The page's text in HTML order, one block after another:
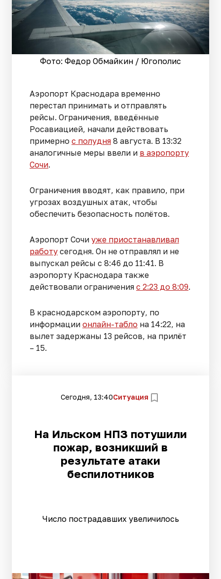
Фото: Федор Обмайкин / Югополис
Аэропорт Краснодара временно
перестал принимать и отправлять
рейсы. Ограничения, введённые
Росавиацией, начали действовать
примерно с полудня 8 августа. В 13:32
аналогичные меры ввели и в аэропорту
Сочи.
Ограничения вводят, как правило, при
угрозах воздушных атак, чтобы
обеспечить безопасность полётов.
Аэропорт Сочи уже приостанавливал
работу сегодня. Он не отправлял и не
выпускал рейсы с 8:46 до 11:41. В
аэропорту Краснодара также
действовали ограничения с 2:23 до 8:09.
В краснодарском аэропорту, по
информации онлайн-табло на 14:22, на
вылет задержаны 13 рейсов, на прилёт
– 15.
Сегодня, 13:40Ситуация
На Ильском НПЗ потушили
пожар, возникший в
результате атаки
беспилотников
Число пострадавших увеличилось